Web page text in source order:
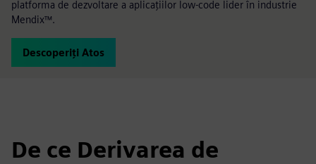
platforma de dezvoltare a aplicațiilor low-code lider în industrie
Mendix™.
Descoperiți Atos
De ce Derivarea de